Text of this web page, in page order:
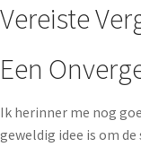
Vereiste
Een
Ik herinner me nog
geweldig idee is om